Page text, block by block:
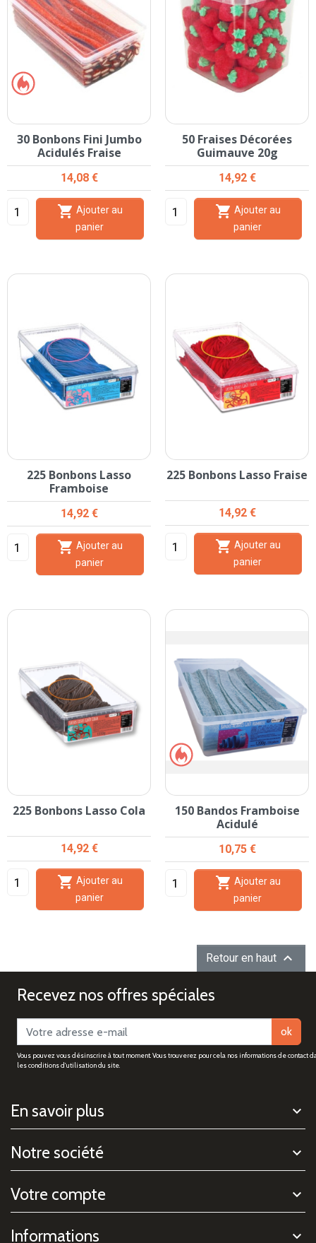
30 Bonbons Fini Jumbo
Acidulés Fraise
Prix
14,08 €

panier
50 Fraises Décorées
Guimauve 20g
Prix
14,92 €

panier
225 Bonbons Lasso
Framboise
Prix
14,92 €

panier
225 Bonbons Lasso Fraise
Prix
14,92 €

panier
225 Bonbons Lasso Cola
Prix
14,92 €

panier
150 Bandos Framboise
Acidulé
Prix
10,75 €

panier
Retour en haut 
Recevez nos offres spéciales
ok
Vous pouvez vous désinscrire à tout moment. Vous trouverez pour cela nos informations de contact
les conditions d'utilisation du site.
En savoir plus
Notre société
Votre compte
Informations